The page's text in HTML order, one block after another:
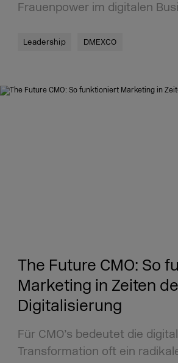
Frauenpower im digitalen
Leadership DMEXCO
The Future CMO: So
Marketing in Zeiten
Digitalisierung
Für CMO’s bedeutet die
Transformation oft ein